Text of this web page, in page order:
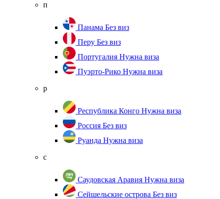
п
Панама Без виз
Перу Без виз
Португалия Нужна виза
Пуэрто-Рико Нужна виза
р
Республика Конго Нужна виза
Россия Без виз
Руанда Нужна виза
с
Саудовская Аравия Нужна виза
Сейшельские острова Без виз